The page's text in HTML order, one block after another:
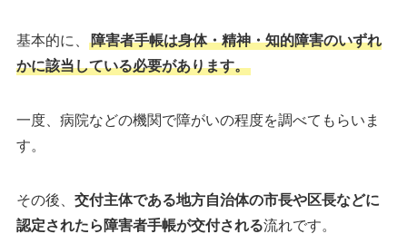
基本的に、
障害者手帳は身体・精神・知的障害のいずれ
かに該当している必要があります。
一度、病院などの機関で障がいの程度を調べてもらいま
す。
その後、 交付主体である地方自治体の市長や区長などに
認定されたら障害者手帳が交付される流れです。